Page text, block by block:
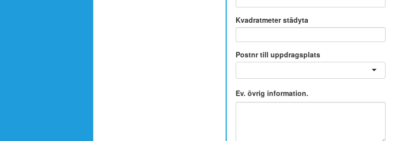
Kvadratmeter städyta
Postnr till uppdragsplats
Ev. övrig information.